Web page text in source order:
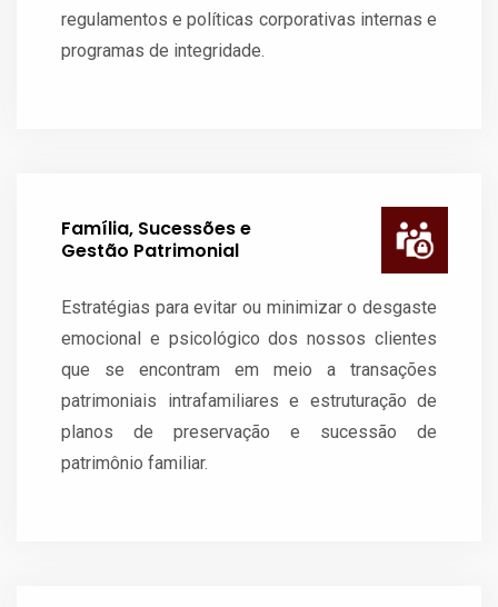
regulamentos e políticas corporativas internas e
programas de integridade.
Família, Sucessões e
Gestão Patrimonial
Estratégias para evitar ou minimizar o desgaste
emocional e psicológico dos nossos clientes
que se encontram em meio a transações
patrimoniais intrafamiliares e estruturação de
planos de preservação e sucessão de
patrimônio familiar.